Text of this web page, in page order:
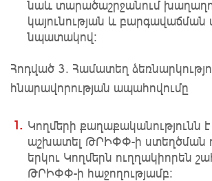
նաև տարածաշրջանում
կայունության և
նպատակով:
Հոդված 3. Համատեղ
հնարավորության ապահովումը
Կողմերի քաղաքականությունն
աշխատել ԹՐԻՓՓ-ի ստեղծման
երկու Կողմերն ուղղակիորեն
ԹՐԻՓՓ-ի հաջողությամբ: